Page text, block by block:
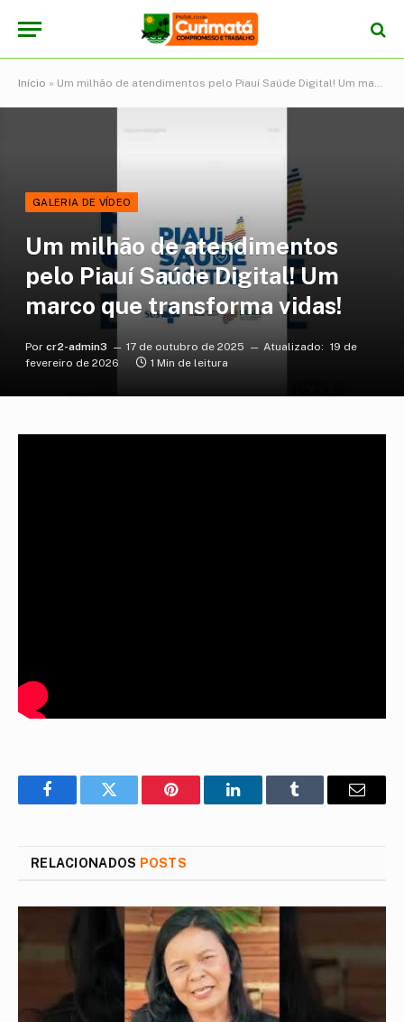
Início » Um milhão de atendimentos pelo Piauí Saúde Digital! Um marco que transforma vidas!
GALERIA DE VÍDEO
Um milhão de atendimentos
pelo Piauí Saúde Digital! Um
marco que transforma vidas!
Por cr2-admin3 17 de outubro de 2025 Atualizado: 19 de
fevereiro de 2026
1 Min de leitura
FacebookTwitter Pinterest LinkedInTumblr
E-
RELACIONADOS POSTS